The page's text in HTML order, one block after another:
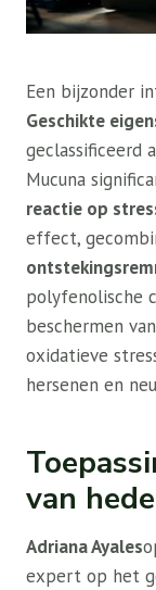
Een bijzonder
Geschikte
geclassificeerd
Mucuna
reactie op
effect,
polyfenolische
beschermen
oxidatieve
hersenen en
van
Adriana Ayales
expert op het